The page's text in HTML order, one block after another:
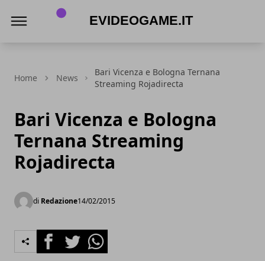
Home News
Bari Vicenza e Bologna Ternana
Streaming Rojadirecta
Bari Vicenza e Bologna
Ternana Streaming
Rojadirecta
di Redazione14/02/2015
FacebookTwitterWhatsapp